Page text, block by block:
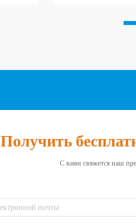
операций
Получить
С вами свяжется наш